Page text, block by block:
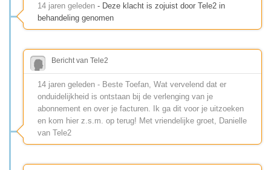
14 jaren geleden - Deze klacht is zojuist door Tele2 in
behandeling genomen
Bericht van Tele2
14 jaren geleden - Beste Toefan, Wat vervelend dat er
onduidelijkheid is ontstaan bij de verlenging van je
abonnement en over je facturen. Ik ga dit voor je uitzoeken
en kom hier z.s.m. op terug! Met vriendelijke groet, Danielle
van Tele2